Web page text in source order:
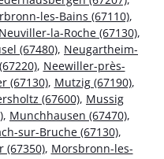
les-Bains (67110),
Neuviller-la-Roche (67130),
(67480), Neugartheim-
, Neewiller-près-
(67130), Mutzig (67190),
(67600), Mussig
, Munchhausen (67470),
sur-Bruche (67130),
(67350), Morsbronn-les-